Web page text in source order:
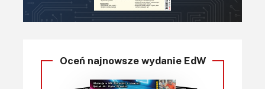
Oceń najnowsze wydanie EdW